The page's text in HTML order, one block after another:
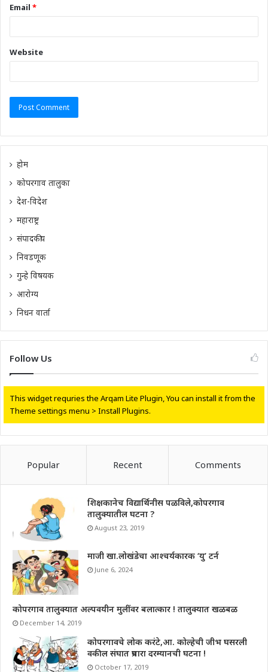
Email *
Website
होम
कोपरगाव तालुका
देश-विदेश
महाराष्ट्र
संपादकीय
निवडणूक
गुन्हे विषयक
आरोग्य
निधन वार्ता
Follow Us
This widget requries the Arqam Lite Plugin, You can install it from the
Theme settings menu > Install Plugins.
Popular Recent Comments
शिक्षकानेच विद्यार्थिनीस पळविले,कोपरगाव
तालुक्यातील घटना ?
August 23, 2019
माजी खा.लोखंडेचा आश्चर्यकारक ‘यु’ टर्न
June 6, 2024
कोपरगाव तालुक्यात अल्पवयीन मुलींवर बलात्कार ! तालुक्यात खळबळ
December 14, 2019
कोपरगावचे लोक करंटे,आ. कोल्हेची जीभ घसरली
वकील संघात प्रचारा दरम्यानची घटना !
October 17, 2019